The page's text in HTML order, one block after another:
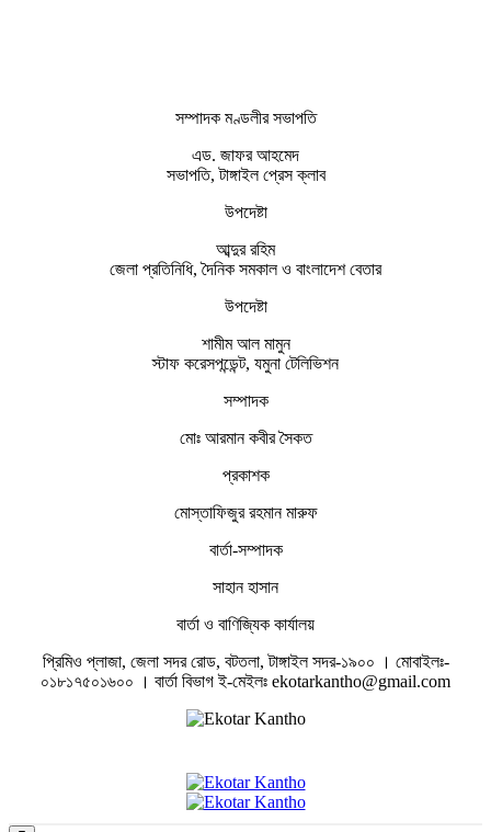
সম্পাদক মণ্ডলীর সভাপতি
এড. জাফর আহমেদ
সভাপতি, টাঙ্গাইল প্রেস ক্লাব
উপদেষ্টা
আব্দুর রহিম
জেলা প্রতিনিধি, দৈনিক সমকাল ও বাংলাদেশ বেতার
উপদেষ্টা
শামীম আল মামুন
স্টাফ করেসপন্ডেন্ট, যমুনা টেলিভিশন
সম্পাদক
মোঃ আরমান কবীর সৈকত
প্রকাশক
মোস্তাফিজুর রহমান মারুফ
বার্তা-সম্পাদক
সাহান হাসান
বার্তা ও বাণিজ্যিক কার্যালয়
প্রিমিও প্লাজা, জেলা সদর রোড, বটতলা, টাঙ্গাইল সদর-১৯০০ । মোবাইলঃ-
০১৮১৭৫০১৬০০ । বার্তা বিভাগ ই-মেইলঃ ekotarkantho@gmail.com